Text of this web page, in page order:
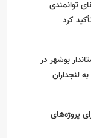
توانمندی
کرد
بوشهر در
لنجداران
پروژه‌های